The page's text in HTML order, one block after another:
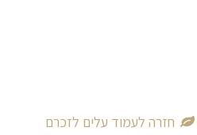
חזרה לעמוד עלים לזכרם